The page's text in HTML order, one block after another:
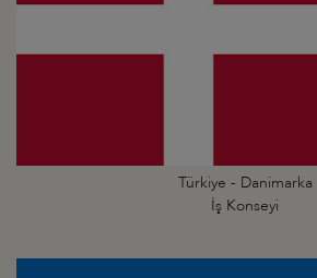
Türkiye - Danimarka
İş Konseyi